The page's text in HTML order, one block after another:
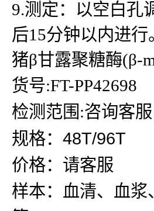
9.测定：以空白孔
后15分钟以内进行
猪β甘露聚糖酶(β-
货号:FT-PP42698
检测范围:咨询客服
规格：48T/96T
价格：请客服
样本：血清、血